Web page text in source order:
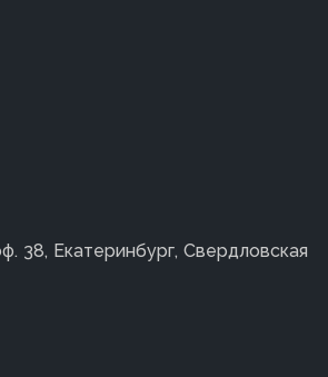
38, Екатеринбург, Свердловская